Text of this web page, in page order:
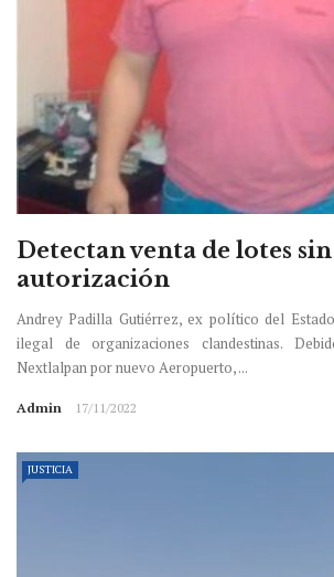
Detectan venta de lotes sin
autorización
Andrey Padilla Gutiérrez, ex político del
ilegal de organizaciones clandestinas.
Nextlalpan por nuevo Aeropuerto, ...
Admin 17/11/2022
JUSTICIA